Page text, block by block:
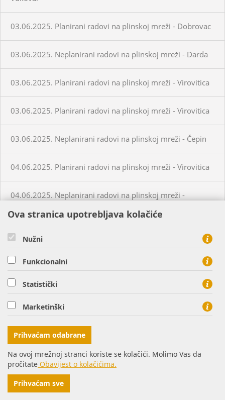
03.06.2025. Planirani radovi na plinskoj mreži - Dobrovac
03.06.2025. Neplanirani radovi na plinskoj mreži - Darda
03.06.2025. Planirani radovi na plinskoj mreži - Virovitica
03.06.2025. Planirani radovi na plinskoj mreži - Virovitica
03.06.2025. Neplanirani radovi na plinskoj mreži - Čepin
04.06.2025. Planirani radovi na plinskoj mreži - Virovitica
04.06.2025. Neplanirani radovi na plinskoj mreži -
05.06.2025. Planirani radovi na plinskoj mreži - Daruvar
05.06.2025. Planirani radovi na plinskoj mreži - Virovitica
05.06.2025. Planirani radovi na plinskoj mreži - Virovitica
05.06.2025. Planirani radovi na plinskoj mreži - Virovitica
05.06.2025. Neplanirani radovi na plinskoj mreži -
Virovitica
05.06.2025. Neplanirani radovi na plinskoj mreži -
Ordanja
Ova stranica upotrebljava kolačiće
Nužni
Funkcionalni
Statistički
Marketinški
Prihvaćam odabrane
Na ovoj mrežnoj stranci koriste se kolačići. Molimo Vas da
pročitate Obavijest o kolačićima.
Prihvaćam sve